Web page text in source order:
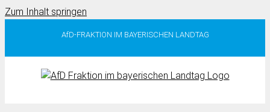
Zum Inhalt springen
AfD-FRAKTION IM BAYERISCHEN LANDTAG